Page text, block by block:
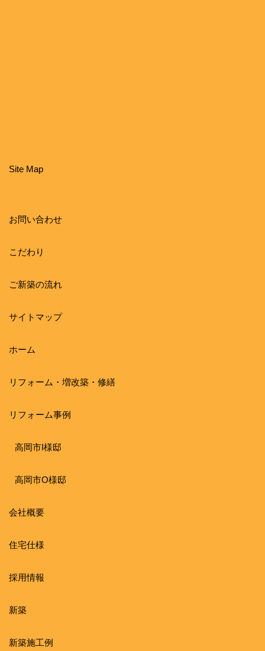
Site Map
お問い合わせ
こだわり
ご新築の流れ
サイトマップ
ホーム
リフォーム・増改築・修繕
リフォーム事例
高岡市I様邸
高岡市O様邸
会社概要
住宅仕様
採用情報
新築
新築施工例